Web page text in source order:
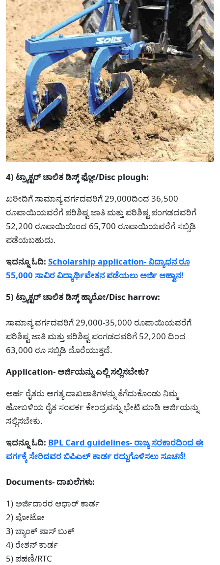
4) ಟ್ರ್ಯಾಕ್ಟರ್ ಚಾಲಿತ ಡಿಸ್ಕ್ ಫ್ಲೋ/Disc plough:
ಖರೀದಿಗೆ ಸಾಮಾನ್ಯ ವರ್ಗದವರಿಗೆ 29,000ದಿಂದ 36,500
ರೂಪಾಯಿಯವರೆಗೆ ಪರಿಶಿಷ್ಟ ಜಾತಿ ಮತ್ತು ಪರಿಶಿಷ್ಟ ಪಂಗಡದವರಿಗೆ
52,200 ರೂಪಾಯಿಯಿಂದ 65,700 ರೂಪಾಯಿಯವರೆಗೆ ಸಬ್ಸಿಡಿ
ಪಡೆಯಬಹುದು.
ಇದನ್ನೂ ಓದಿ: Scholarship application- ವಿದ್ಯಾಧನ ರೂ
55,000 ಸಾವಿರ ವಿದ್ಯಾರ್ಥಿವೇತನ ಪಡೆಯಲು ಅರ್ಜಿ ಆಹ್ವಾನ!
5) ಟ್ರ್ಯಾಕ್ಟರ್ ಚಾಲಿತ ಡಿಸ್ಕ್ ಹ್ಯಾರೋ/Disc harrow:
ಸಾಮಾನ್ಯ ವರ್ಗದವರಿಗೆ 29,000-35,000 ರೂಪಾಯಿಯವರೆಗೆ
ಪರಿಶಿಷ್ಟ ಜಾತಿ ಮತ್ತು ಪರಿಶಿಷ್ಟ ಪಂಗಡದವರಿಗೆ 52,200 ದಿಂದ
63,000 ರೂ ಸಬ್ಸಿಡಿ ದೊರೆಯುತ್ತದೆ.
Application- ಅರ್ಜಿಯನ್ನು ಎಲ್ಲಿ ಸಲ್ಲಿಸಬೇಕು?
ಅರ್ಹ ರೈತರು ಅಗತ್ಯ ದಾಖಲಾತಿಗಳನ್ನು ತೆಗೆದುಕೊಂಡು ನಿಮ್ಮ
ಹೋಬಳಿಯ ರೈತ ಸಂಪರ್ಕ ಕೇಂದ್ರವನ್ನು ಭೇಟಿ ಮಾಡಿ ಅರ್ಜಿಯನ್ನು
ಸಲ್ಲಿಸಬೇಕು.
ಇದನ್ನೂ ಓದಿ: BPL Card guidelines- ರಾಜ್ಯ ಸರಕಾರದಿಂದ ಈ
ವರ್ಗಕ್ಕೆ ಸೇರಿದವರ ಬಿಪಿಎಲ್ ಕಾರ್ಡ ರದ್ದುಗೊಳಿಸಲು ಸೂಚನೆ!
Documents- ದಾಖಲೆಗಳು:
1) ಅರ್ಜಿದಾರರ ಆಧಾರ್ ಕಾರ್ಡ
2) ಪೋಟೋ
3) ಬ್ಯಾಂಕ್ ಪಾಸ್ ಬುಕ್
4) ರೇಶನ್ ಕಾರ್ಡ
5) ಪಹಣಿ/RTC